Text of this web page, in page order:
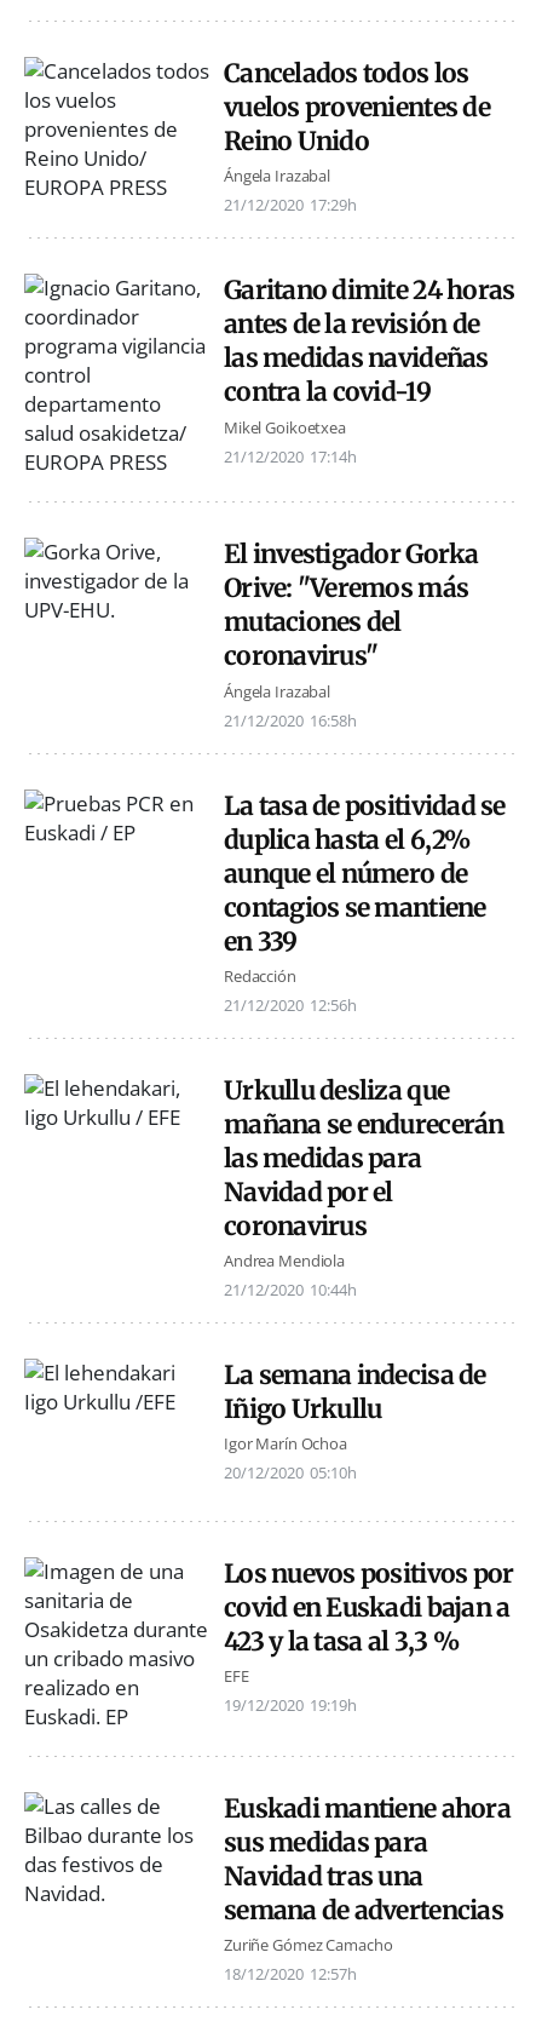
Cancelados todos los
vuelos provenientes de
Reino Unido
Ángela Irazabal
21/12/2020 17:29h
Garitano dimite 24 horas
antes de la revisión de
las medidas navideñas
contra la covid-19
Mikel Goikoetxea
21/12/2020 17:14h
El investigador Gorka
Orive: "Veremos más
mutaciones del
coronavirus"
Ángela Irazabal
21/12/2020 16:58h
La tasa de positividad se
duplica hasta el 6,2%
aunque el número de
contagios se mantiene
en 339
Redacción
21/12/2020 12:56h
Urkullu desliza que
mañana se endurecerán
las medidas para
Navidad por el
coronavirus
Andrea Mendiola
21/12/2020 10:44h
La semana indecisa de
Iñigo Urkullu
Igor Marín Ochoa
20/12/2020 05:10h
Los nuevos positivos por
covid en Euskadi bajan a
423 y la tasa al 3,3 %
EFE
19/12/2020 19:19h
Euskadi mantiene ahora
sus medidas para
Navidad tras una
semana de advertencias
Zuriñe Gómez Camacho
18/12/2020 12:57h